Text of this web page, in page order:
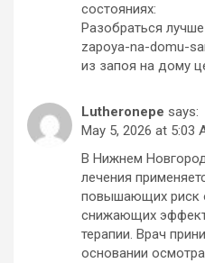
состояниях:
Разобраться
zapoya-na-domu-
из запоя на дому
Lutheronepe says:
May 5, 2026 at 5:03
В Нижнем
лечения
повышающих риск
снижающих
терапии. Врач
основании